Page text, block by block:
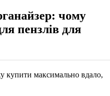
чому
пензлів для
купити максимально вдало,